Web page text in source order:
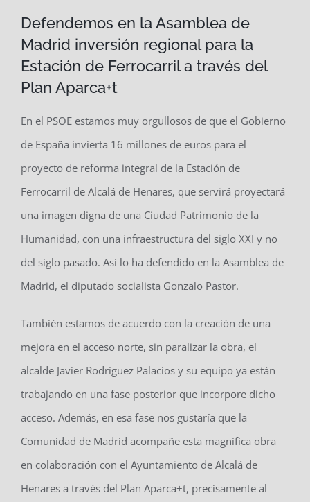
Defendemos en la Asamblea de
Madrid inversión regional para la
Estación de Ferrocarril a través del
Plan Aparca+t
En el PSOE estamos muy orgullosos de que el Gobierno
de España invierta 16 millones de euros para el
proyecto de reforma integral de la Estación de
Ferrocarril de Alcalá de Henares, que servirá proyectará
una imagen digna de una Ciudad Patrimonio de la
Humanidad, con una infraestructura del siglo XXI y no
del siglo pasado. Así lo ha defendido en la Asamblea de
Madrid, el diputado socialista Gonzalo Pastor.
También estamos de acuerdo con la creación de una
mejora en el acceso norte, sin paralizar la obra, el
alcalde Javier Rodríguez Palacios y su equipo ya están
trabajando en una fase posterior que incorpore dicho
acceso. Además, en esa fase nos gustaría que la
Comunidad de Madrid acompañe esta magnífica obra
en colaboración con el Ayuntamiento de Alcalá de
Henares a través del Plan Aparca+t, precisamente al